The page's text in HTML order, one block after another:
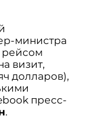
министра
визит,
долларов),
пресс-
.